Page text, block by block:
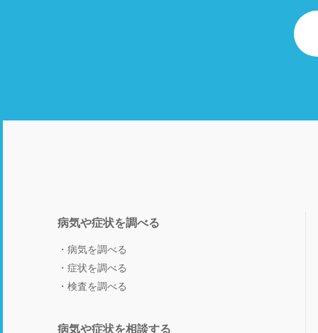
病気や症状を調べる
病気を調べる
症状を調べる
検査を調べる
病気や症状を相談する